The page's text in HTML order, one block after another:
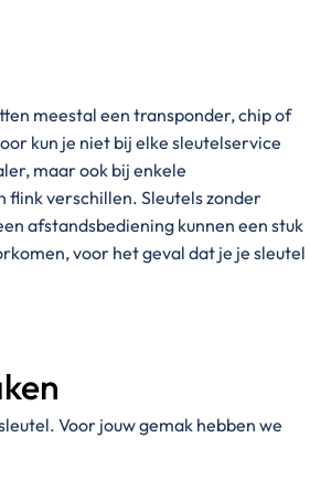
meestal een transponder, chip of
kun je niet bij elke sleutelservice
maar ook bij enkele
verschillen. Sleutels zonder
afstandsbediening kunnen een stuk
voor het geval dat je je sleutel
Voor jouw gemak hebben we